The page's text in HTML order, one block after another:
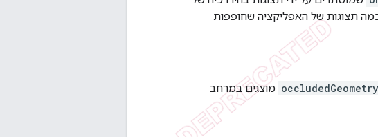
תצוגות של האפליקציה שחופפות
occludedGeometry מוצגים במרחב